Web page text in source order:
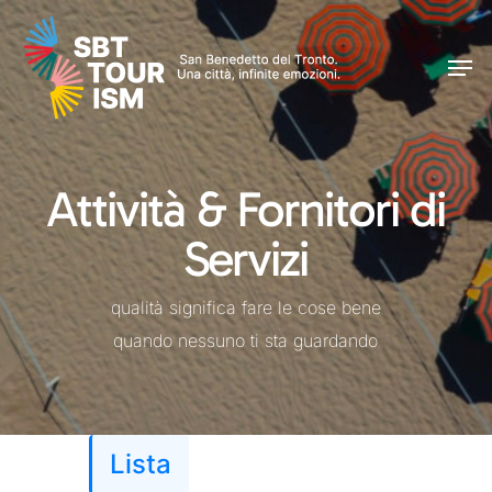
Skip
to
main
content
Attività & Fornitori di
Servizi
qualità significa fare le cose bene
quando nessuno ti sta guardando
Salta al contenuto principale
Lista